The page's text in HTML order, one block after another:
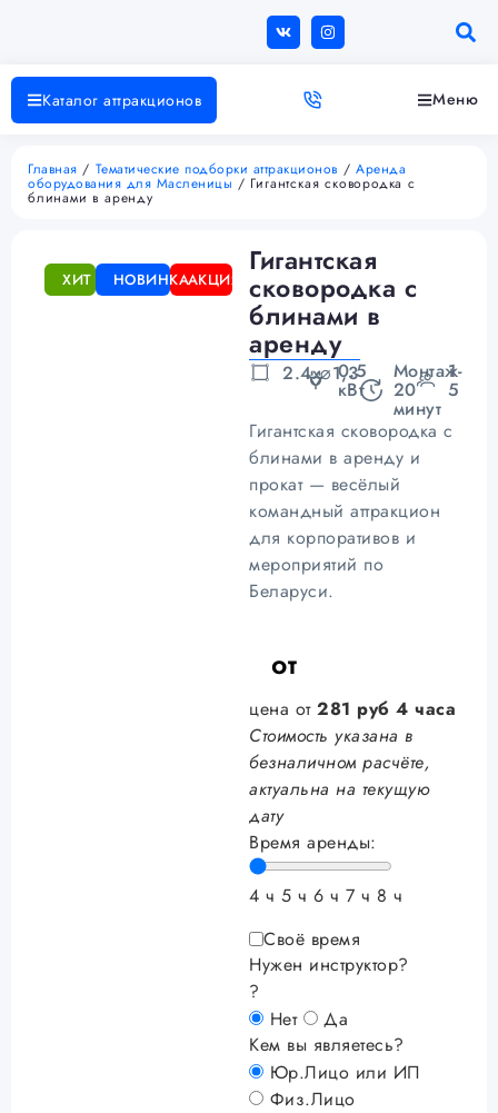
Каталог аттракционов Меню
Главная / Тематические подборки аттракционов /Аренда
оборудования для Масленицы / Гигантская сковородка с
блинами в аренду
АКЦИЯ
НОВИНКА
ХИТ
Гигантская
сковородка с
блинами в
аренду
2.4х⌀1,3
0.5
кВт
Монтаж
20
минут
1-
5
Гигантская сковородка с
блинами в аренду и
прокат — весёлый
командный аттракцион
для корпоративов и
мероприятий по
Беларуси.
от
цена от 281 руб 4 часа
Стоимость указана в
безналичном расчёте,
актуальна на текущую
дату
Время аренды:
4 ч 5 ч 6 ч 7 ч 8 ч
Своё время
Нужен инструктор?
?
Нет
Да
Кем вы являетесь?
Юр.Лицо или ИП
Физ.Лицо